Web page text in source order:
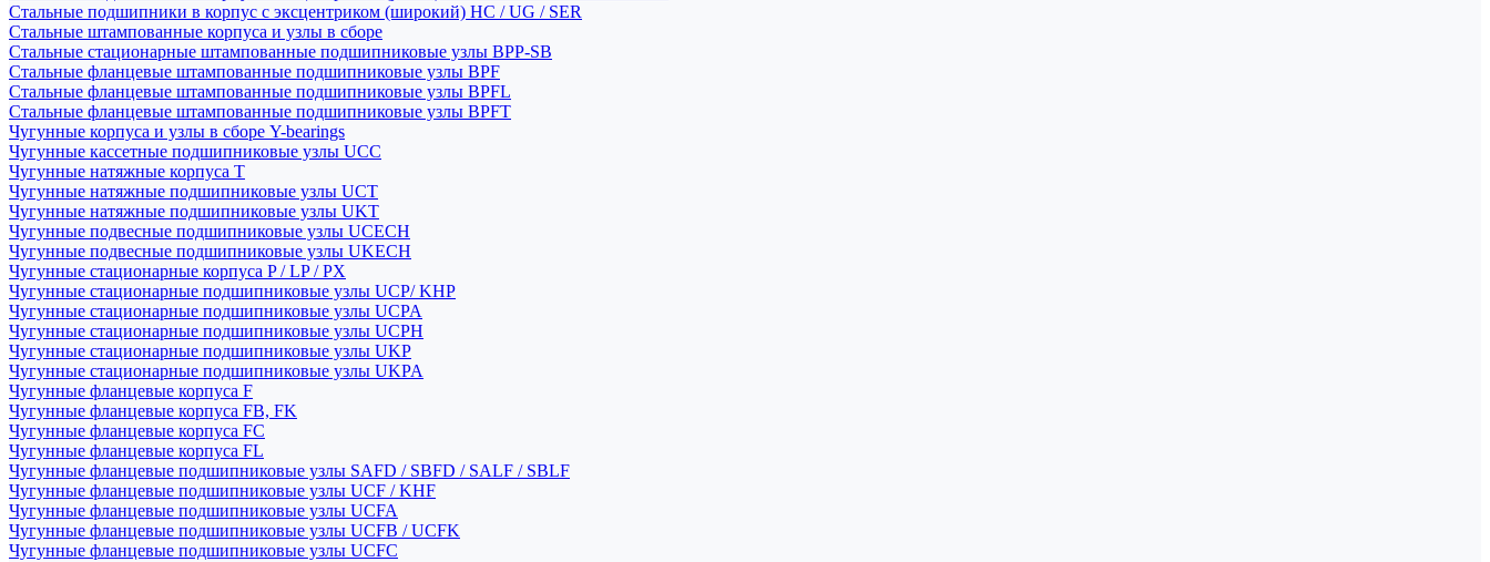
Стальные подшипники в корпус с эксцентриком (широкий) HC / UG / SER
Стальные штампованные корпуса и узлы в сборе
Стальные стационарные штампованные подшипниковые узлы BPP-SB
Стальные фланцевые штампованные подшипниковые узлы BPF
Стальные фланцевые штампованные подшипниковые узлы BPFL
Стальные фланцевые штампованные подшипниковые узлы BPFT
Чугунные корпуса и узлы в сборе Y-bearings
Чугунные кассетные подшипниковые узлы UCC
Чугунные натяжные корпуса T
Чугунные натяжные подшипниковые узлы UCT
Чугунные натяжные подшипниковые узлы UKT
Чугунные подвесные подшипниковые узлы UCECH
Чугунные подвесные подшипниковые узлы UKECH
Чугунные стационарные корпуса P / LP / PX
Чугунные стационарные подшипниковые узлы UCP/ KHP
Чугунные стационарные подшипниковые узлы UCPA
Чугунные стационарные подшипниковые узлы UCPH
Чугунные стационарные подшипниковые узлы UKP
Чугунные стационарные подшипниковые узлы UKPA
Чугунные фланцевые корпуса F
Чугунные фланцевые корпуса FB, FK
Чугунные фланцевые корпуса FC
Чугунные фланцевые корпуса FL
Чугунные фланцевые подшипниковые узлы SAFD / SBFD / SALF / SBLF
Чугунные фланцевые подшипниковые узлы UCF / KHF
Чугунные фланцевые подшипниковые узлы UCFA
Чугунные фланцевые подшипниковые узлы UCFB / UCFK
Чугунные фланцевые подшипниковые узлы UCFC